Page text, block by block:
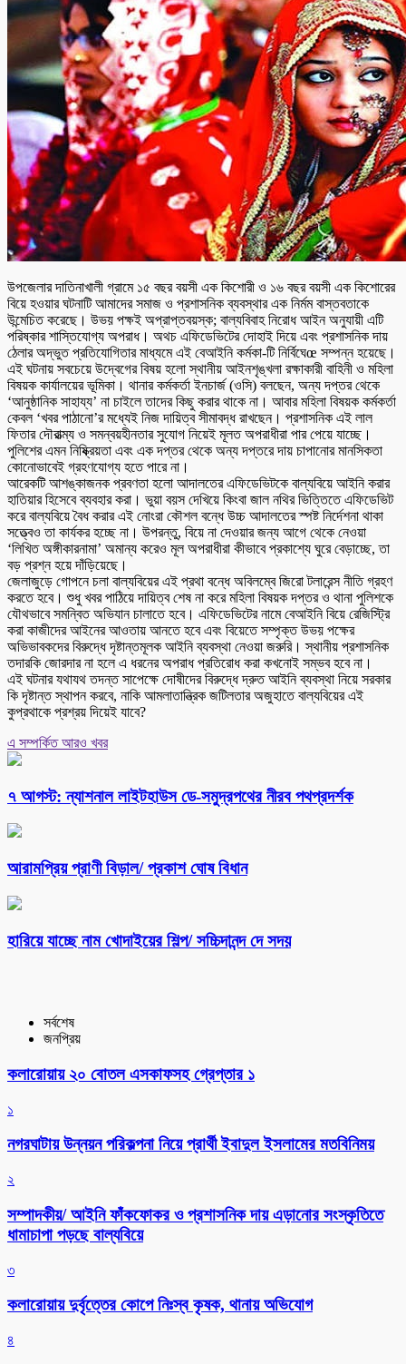
উপজেলার দাতিনাখালী গ্রামে ১৫ বছর বয়সী এক কিশোরী ও ১৬ বছর বয়সী এক কিশোরের
বিয়ে হওয়ার ঘটনাটি আমাদের সমাজ ও প্রশাসনিক ব্যবস্থার এক নির্মম বাস্তবতাকে
উন্মেচিত করেছে। উভয় পক্ষই অপ্রাপ্তবয়স্ক; বাল্যবিবাহ নিরোধ আইন অনুযায়ী এটি
পরিষ্কার শাস্তিযোগ্য অপরাধ। অথচ এফিডেভিটের দোহাই দিয়ে এবং প্রশাসনিক দায়
ঠেলার অদ্ভুত প্রতিযোগিতার মাধ্যমে এই বেআইনি কর্মকা-টি নির্বিঘেœ সম্পন্ন হয়েছে।
এই ঘটনায় সবচেয়ে উদ্বেগের বিষয় হলো স্থানীয় আইনশৃঙ্খলা রক্ষাকারী বাহিনী ও মহিলা
বিষয়ক কার্যালয়ের ভূমিকা। থানার কর্মকর্তা ইনচার্জ (ওসি) বলছেন, অন্য দপ্তর থেকে
‘আনুষ্ঠানিক সাহায্য’ না চাইলে তাদের কিছু করার থাকে না। আবার মহিলা বিষয়ক কর্মকর্তা
কেবল ‘খবর পাঠানো’র মধ্যেই নিজ দায়িত্ব সীমাবদ্ধ রাখছেন। প্রশাসনিক এই লাল
ফিতার দৌরাত্ম্য ও সমন্বয়হীনতার সুযোগ নিয়েই মূলত অপরাধীরা পার পেয়ে যাচ্ছে।
পুলিশের এমন নিষ্ক্রিয়তা এবং এক দপ্তর থেকে অন্য দপ্তরে দায় চাপানোর মানসিকতা
কোনোভাবেই গ্রহণযোগ্য হতে পারে না।
আরেকটি আশঙ্কাজনক প্রবণতা হলো আদালতের এফিডেভিটকে বাল্যবিয়ে আইনি করার
হাতিয়ার হিসেবে ব্যবহার করা। ভুয়া বয়স দেখিয়ে কিংবা জাল নথির ভিত্তিতে এফিডেভিট
করে বাল্যবিয়ে বৈধ করার এই নোংরা কৌশল বন্ধে উচ্চ আদালতের স্পষ্ট নির্দেশনা থাকা
সত্ত্বেও তা কার্যকর হচ্ছে না। উপরন্তু, বিয়ে না দেওয়ার জন্য আগে থেকে নেওয়া
‘লিখিত অঙ্গীকারনামা’ অমান্য করেও মূল অপরাধীরা কীভাবে প্রকাশ্যে ঘুরে বেড়াচ্ছে, তা
বড় প্রশ্ন হয়ে দাঁড়িয়েছে।
জেলাজুড়ে গোপনে চলা বাল্যবিয়ের এই প্রথা বন্ধে অবিলম্বে জিরো টলারেন্স নীতি গ্রহণ
করতে হবে। শুধু খবর পাঠিয়ে দায়িত্ব শেষ না করে মহিলা বিষয়ক দপ্তর ও থানা পুলিশকে
যৌথভাবে সমন্বিত অভিযান চালাতে হবে। এফিডেভিটের নামে বেআইনি বিয়ে রেজিস্ট্রি
করা কাজীদের আইনের আওতায় আনতে হবে এবং বিয়েতে সম্পৃক্ত উভয় পক্ষের
অভিভাবকদের বিরুদ্ধে দৃষ্টান্তমূলক আইনি ব্যবস্থা নেওয়া জরুরি। স্থানীয় প্রশাসনিক
তদারকি জোরদার না হলে এ ধরনের অপরাধ প্রতিরোধ করা কখনোই সম্ভব হবে না।
এই ঘটনার যথাযথ তদন্ত সাপেক্ষে দোষীদের বিরুদ্ধে দ্রুত আইনি ব্যবস্থা নিয়ে সরকার
কি দৃষ্টান্ত স্থাপন করবে, নাকি আমলাতান্ত্রিক জটিলতার অজুহাতে বাল্যবিয়ের এই
কুপ্রথাকে প্রশ্রয় দিয়েই যাবে?
এ সম্পর্কিত আরও খবর
৭ আগস্ট: ন্যাশনাল লাইটহাউস ডে-সমুদ্রপথের নীরব পথপ্রদর্শক
আরামপ্রিয় প্রাণী বিড়াল/ প্রকাশ ঘোষ বিধান
হারিয়ে যাচ্ছে নাম খোদাইয়ের শিল্প/ সচ্চিদানন্দ দে সদয়
সর্বশেষ
জনপ্রিয়
কলারোয়ায় ২০ বোতল এসকাফসহ গ্রেপ্তার ১
১
নগরঘাটায় উন্নয়ন পরিকল্পনা নিয়ে প্রার্থী ইবাদুল ইসলামের মতবিনিময়
২
সম্পাদকীয়/ আইনি ফাঁকফোকর ও প্রশাসনিক দায় এড়ানোর সংস্কৃতিতে
ধামাচাপা পড়ছে বাল্যবিয়ে
৩
কলারোয়ায় দুর্বৃত্তের কোপে নিঃস্ব কৃষক, থানায় অভিযোগ
৪